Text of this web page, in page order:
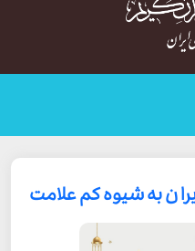
ن به شیوه کم علامت